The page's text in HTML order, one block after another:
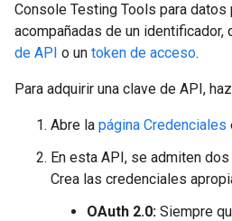
Console Testing Tools para
acompañadas de un identificador,
de API o un token de acceso.
Para adquirir una clave de API,
Abre la página Credenciales
En esta API, se admiten
Crea las credenciales
OAuth 2.0: Siempre